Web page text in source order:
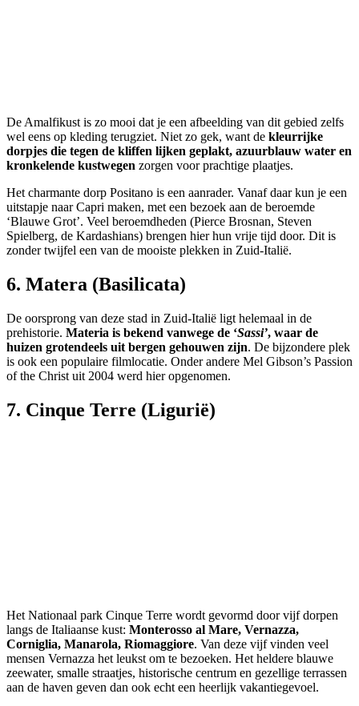
De Amalfikust is zo mooi dat je een afbeelding van dit gebied zelfs
wel eens op kleding terugziet. Niet zo gek, want de kleurrijke
dorpjes die tegen de kliffen lijken geplakt, azuurblauw water en
kronkelende kustwegen zorgen voor prachtige plaatjes.
Het charmante dorp Positano is een aanrader. Vanaf daar kun je een
uitstapje naar Capri maken, met een bezoek aan de beroemde
‘Blauwe Grot’. Veel beroemdheden (Pierce Brosnan, Steven
Spielberg, de Kardashians) brengen hier hun vrije tijd door. Dit is
zonder twijfel een van de mooiste plekken in Zuid-Italië.
6. Matera (Basilicata)
De oorsprong van deze stad in Zuid-Italië ligt helemaal in de
prehistorie. Materia is bekend vanwege de ‘Sassi’, waar de
huizen grotendeels uit bergen gehouwen zijn. De bijzondere plek
is ook een populaire filmlocatie. Onder andere Mel Gibson’s Passion
of the Christ uit 2004 werd hier opgenomen.
7. Cinque Terre (Ligurië)
Het Nationaal park Cinque Terre wordt gevormd door vijf dorpen
langs de Italiaanse kust: Monterosso al Mare, Vernazza,
Corniglia, Manarola, Riomaggiore. Van deze vijf vinden veel
mensen Vernazza het leukst om te bezoeken. Het heldere blauwe
zeewater, smalle straatjes, historische centrum en gezellige terrassen
aan de haven geven dan ook echt een heerlijk vakantiegevoel.